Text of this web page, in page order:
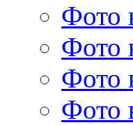
Фото
Фото
Фото
Фото